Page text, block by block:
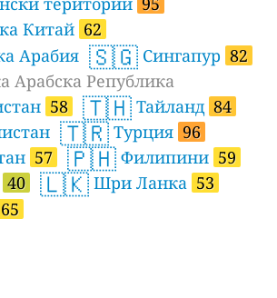
Китай 62
Арабия 🇸🇬 Сингапур 82
Арабска Република
58 🇹🇭 Тайланд 84
🇹🇷 Турция 96
57 🇵🇭 Филипини 59
40 🇱🇰 Шри Ланка 53
65